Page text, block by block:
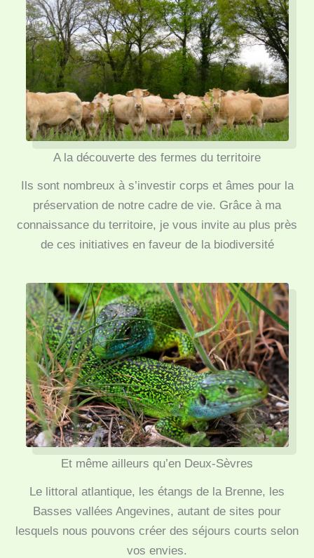
A la découverte des fermes du territoire
Ils sont nombreux à s’investir corps et âmes pour la
préservation de notre cadre de vie. Grâce à ma
connaissance du territoire, je vous invite au plus près
de ces initiatives en faveur de la biodiversité
Et même ailleurs qu’en Deux-Sèvres
Le littoral atlantique, les étangs de la Brenne, les
Basses vallées Angevines, autant de sites pour
lesquels nous pouvons créer des séjours courts selon
vos envies.